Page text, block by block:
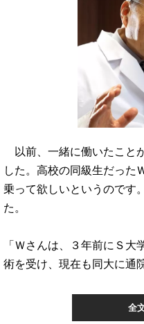
以前、一緒に働いたこと
した。高校の同級生だった
乗って欲しいというので
た。
「Ｗさんは、３年前にＳ
術を受け、現在も同大に通
全